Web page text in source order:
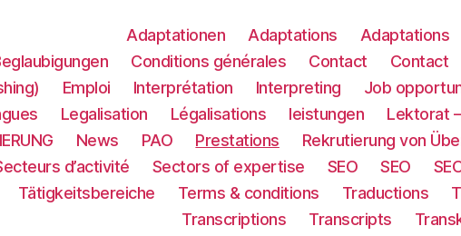
Adaptationen Adaptations Adaptations
Conditions générales Contact Contact
Emploi Interprétation Interpreting Job
Legalisation Légalisations leistungen Lektorat
News PAO Prestations Rekrutierung von
d’activité Sectors of expertise SEO SEO
Tätigkeitsbereiche Terms & conditions Traductions
Transcriptions
Transcripts